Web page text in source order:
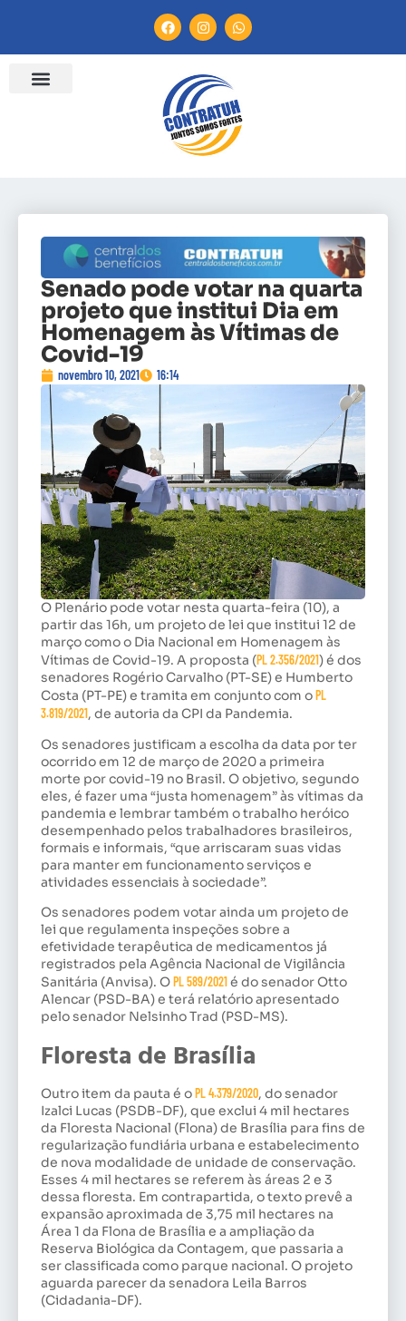
Senado pode votar na quarta
projeto que institui Dia em
Homenagem às Vítimas de
Covid-19
novembro 10, 2021 16:14
O Plenário pode votar nesta quarta-feira (10), a
partir das 16h, um projeto de lei que institui 12 de
março como o Dia Nacional em Homenagem às
Vítimas de Covid-19. A proposta (PL 2.356/2021) é dos
senadores Rogério Carvalho (PT-SE) e Humberto
Costa (PT-PE) e tramita em conjunto com o PL
3.819/2021, de autoria da CPI da Pandemia.
Os senadores justificam a escolha da data por ter
ocorrido em 12 de março de 2020 a primeira
morte por covid-19 no Brasil. O objetivo, segundo
eles, é fazer uma “justa homenagem” às vítimas da
pandemia e lembrar também o trabalho heróico
desempenhado pelos trabalhadores brasileiros,
formais e informais, “que arriscaram suas vidas
para manter em funcionamento serviços e
atividades essenciais à sociedade”.
Os senadores podem votar ainda um projeto de
lei que regulamenta inspeções sobre a
efetividade terapêutica de medicamentos já
registrados pela Agência Nacional de Vigilância
Sanitária (Anvisa). OPL 589/2021é do senador Otto
Alencar (PSD-BA) e terá relatório apresentado
pelo senador Nelsinho Trad (PSD-MS).
Floresta de Brasília
Outro item da pauta é oPL 4.379/2020, do senador
Izalci Lucas (PSDB-DF), que exclui 4 mil hectares
da Floresta Nacional (Flona) de Brasília para fins de
regularização fundiária urbana e estabelecimento
de nova modalidade de unidade de conservação.
Esses 4 mil hectares se referem às áreas 2 e 3
dessa floresta. Em contrapartida, o texto prevê a
expansão aproximada de 3,75 mil hectares na
Área 1 da Flona de Brasília e a ampliação da
Reserva Biológica da Contagem, que passaria a
ser classificada como parque nacional. O projeto
aguarda parecer da senadora Leila Barros
(Cidadania-DF).